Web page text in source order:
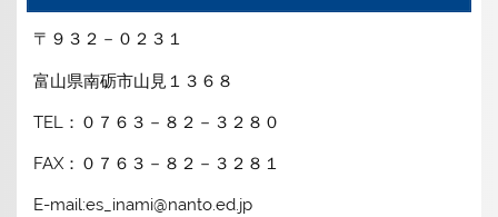
〒９３２－０２３１
富山県南砺市山見１３６８
TEL：０７６３－８２－３２８０
FAX：０７６３－８２－３２８１
E-mail:es_inami@nanto.ed.jp